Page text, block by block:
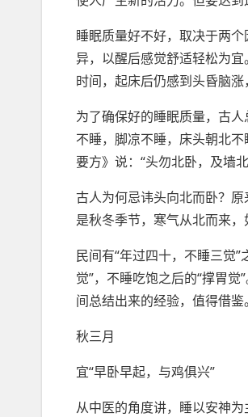
睡眠质量好不好，取决于两
异，以醒后感觉舒适轻松为
时间，起床后仍感到头昏脑涨
为了确保好的睡眠质量，古
不睡，脚凉不睡，床头朝北
要方》说：“头勿北卧，及墙
古人为何忌讳头向北而卧？
是秋冬季节，寒气从北而来，
民间有“年过四十，不睡三觉
觉”，不睡吃饱之后的“撑胃
间总结出来的经验，值得借鉴。
秋三月
宜“早卧早起，与鸡俱兴”
从中医的角度讲，睡以安神